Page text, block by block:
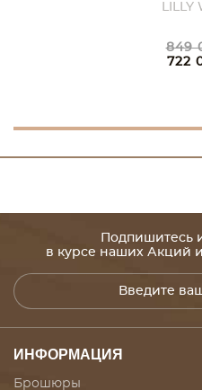
LILLY
849
722
Подпишитесь
в курсе наших Акций
ИНФОРМАЦИЯ
Брошюры